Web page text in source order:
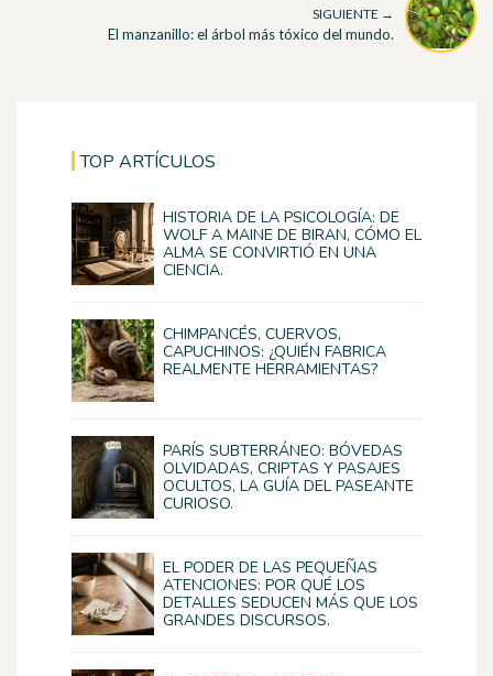
SIGUIENTE →
El manzanillo: el árbol más tóxico del mundo.
TOP ARTÍCULOS
HISTORIA DE LA PSICOLOGÍA: DE
WOLF A MAINE DE BIRAN, CÓMO EL
ALMA SE CONVIRTIÓ EN UNA
CIENCIA.
CHIMPANCÉS, CUERVOS,
CAPUCHINOS: ¿QUIÉN FABRICA
REALMENTE HERRAMIENTAS?
PARÍS SUBTERRÁNEO: BÓVEDAS
OLVIDADAS, CRIPTAS Y PASAJES
OCULTOS, LA GUÍA DEL PASEANTE
CURIOSO.
EL PODER DE LAS PEQUEÑAS
ATENCIONES: POR QUÉ LOS
DETALLES SEDUCEN MÁS QUE LOS
GRANDES DISCURSOS.